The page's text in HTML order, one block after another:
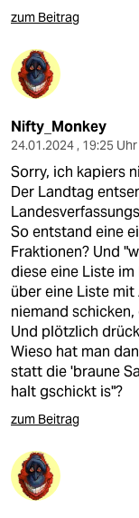
zum Beitrag
Nifty_Monkey
24.01.2024 , 19:25 Uhr
Sorry, ich kapiers
Der Landtag
So entstand eine
Fraktionen? Und
diese eine Liste
über eine Liste mit
niemand
Und plötzlich
Wieso hat man
statt die 'braune
halt gschickt is"?
zum Beitrag